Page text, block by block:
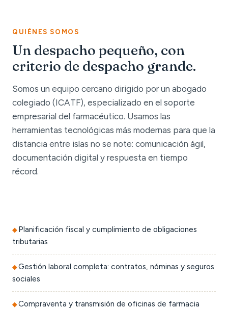
QUIÉNES SOMOS
Un despacho pequeño, con
criterio de despacho grande.
Somos un equipo cercano dirigido por un abogado
colegiado (ICATF), especializado en el soporte
empresarial del farmacéutico. Usamos las
herramientas tecnológicas más modernas para que la
distancia entre islas no se note: comunicación ágil,
documentación digital y respuesta en tiempo
récord.
Planificación fiscal y cumplimiento de obligaciones
tributarias
Gestión laboral completa: contratos, nóminas y seguros
sociales
Compraventa y transmisión de oficinas de farmacia